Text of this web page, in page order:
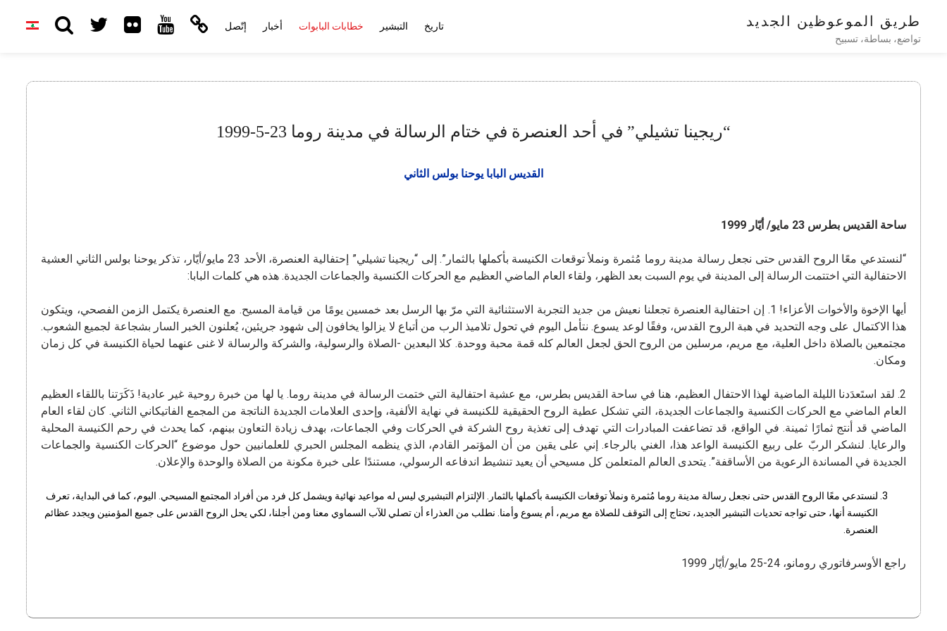
طريق الموعوظين الجديد
تواضع، بساطة، تسبيح
تاريخ التبشير خطابات البابوات أخبار إتّصل
“ريجينا تشيلي” في أحد العنصرة في ختام الرسالة في مدينة روما 23-5-1999
القديس البابا يوحنا بولس الثاني
ساحة القديس بطرس 23 مايو/ أيّار 1999
“لنستدعي معًا الروح القدس حتى نجعل رسالة مدينة روما مُثمرة ونملأ توقعات الكنيسة بأكملها بالثمار”. إلى “ريجينا تشيلي” إحتفالية العنصرة، الأحد 23 مايو/أيّار، تذكر يوحنا بولس الثاني العشية
الاحتفالية التي اختتمت الرسالة إلى المدينة في يوم السبت بعد الظهر، ولقاء العام الماضي العظيم مع الحركات الكنسية والجماعات الجديدة. هذه هي كلمات البابا:
أيها الإخوة والأخوات الأعزاء! 1. إن احتفالية العنصرة تجعلنا نعيش من جديد التجربة الاستثنائية التي مرّ بها الرسل بعد خمسين يومًا من قيامة المسيح. مع العنصرة يكتمل الزمن الفصحي، ويتكون
هذا الاكتمال على وجه التحديد في هبة الروح القدس، وفقًا لوعد يسوع. نتأمل اليوم في تحول تلاميذ الرب من أتباع لا يزالوا يخافون إلى شهود جريئين، يُعلنون الخبر السار بشجاعة لجميع الشعوب.
مجتمعين بالصلاة داخل العلية، مع مريم، مرسلين من الروح الحق لجعل العالم كله قمة محبة ووحدة. كلا البعدين -الصلاة والرسولية، والشركة والرسالة لا غنى عنهما لحياة الكنيسة في كل زمان
ومكان.
2. لقد استَعدَدنا الليلة الماضية لهذا الاحتفال العظيم، هنا في ساحة القديس بطرس، مع عشية احتفالية التي ختمت الرسالة في مدينة روما. يا لها من خبرة روحية غير عادية! ذَكَرَتنا باللقاء العظيم
العام الماضي مع الحركات الكنسية والجماعات الجديدة، التي تشكل عطية الروح الحقيقية للكنيسة في نهاية الألفية، وإحدى العلامات الجديدة الناتجة من المجمع الفاتيكاني الثاني. كان لقاء العام
الماضي قد أنتج ثمارًا ثمينة. في الواقع، قد تضاعفت المبادرات التي تهدف إلى تغذية روح الشركة في الحركات وفي الجماعات، بهدف زيادة التعاون بينهم، كما يحدث في رحم الكنيسة المحلية
والرعايا. لنشكر الربّ على ربيع الكنيسة الواعد هذا، الغني بالرجاء. إني على يقين من أن المؤتمر القادم، الذي ينظمه المجلس الحبري للعلمانيين حول موضوع “الحركات الكنسية والجماعات
الجديدة في المساندة الرعوية من الأساقفة”. يتحدى العالم المتعلمن كل مسيحي أن يعيد تنشيط اندفاعه الرسولي، مستندًا على خبرة مكونة من الصلاة والوحدة والإعلان.
لنستدعي معًا الروح القدس حتى نجعل رسالة مدينة روما مُثمرة ونملأ توقعات الكنيسة بأكملها بالثمار. الإلتزام التبشيري ليس له مواعيد نهائية ويشمل كل فرد من أفراد المجتمع المسيحي. اليوم، كما في البداية، تعرف
الكنيسة أنها، حتى تواجه تحديات التبشير الجديد، تحتاج إلى التوقف للصلاة مع مريم، أم يسوع وأمنا. نطلب من العذراء أن تصلي للآب السماوي معنا ومن أجلنا، لكي يحل الروح القدس على جميع المؤمنين ويجدد عظائم
العنصرة.
راجع الأوسرفاتوري رومانو، 24-25 مايو/أيّار 1999